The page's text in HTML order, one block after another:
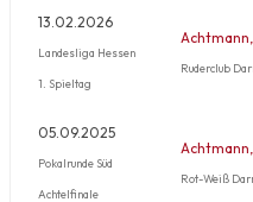
13.02.2026
Landesliga Hessen
1. Spieltag
Ruderclub
05.09.2025
Pokalrunde Süd
Achtelfinale
Rot-Weiß